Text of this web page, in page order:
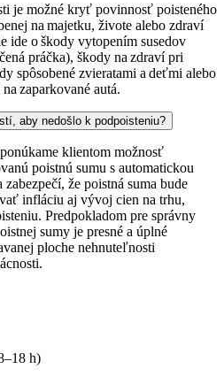
je možné kryť povinnosť poisteného
na majetku, živote alebo zdraví
ide o škody vytopením susedov
práčka), škody na zdraví pri
spôsobené zvieratami a deťmi alebo
zaparkované autá.
aby nedošlo k podpoisteniu?
klientom možnosť
poistnú sumu s automatickou
že poistná suma bude
infláciu aj vývoj cien na trhu,
Predpokladom pre správny
sumy je presné a úplné
ploche nehnuteľnosti
h)